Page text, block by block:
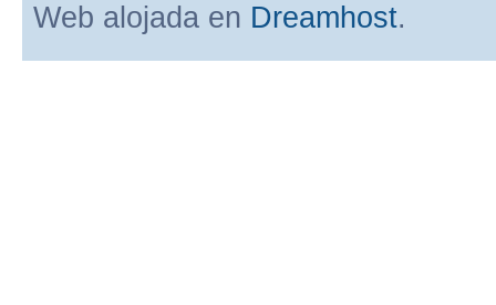
Web alojada en Dreamhost.